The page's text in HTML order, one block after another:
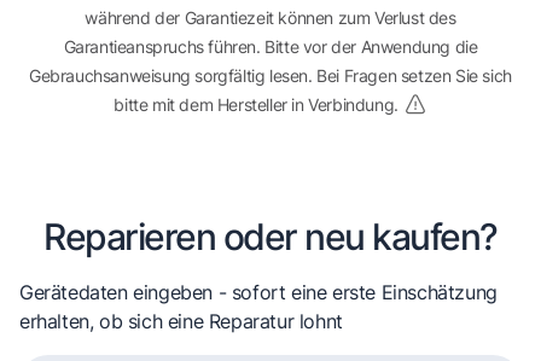
während der Garantiezeit können zum Verlust des
Garantieanspruchs führen. Bitte vor der Anwendung die
Gebrauchsanweisung sorgfältig lesen. Bei Fragen setzen Sie sich
bitte mit dem Hersteller in Verbindung.
Reparieren oder neu kaufen?
Gerätedaten eingeben - sofort eine erste Einschätzung
erhalten, ob sich eine Reparatur lohnt